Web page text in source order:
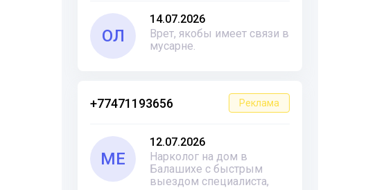
ОЛ
14.07.2026
Врет, якобы имеет связи в
мусарне.
+77471193656 Реклама
ME
12.07.2026
Нарколог на дом в
Балашихе с быстрым
выездом специалиста,